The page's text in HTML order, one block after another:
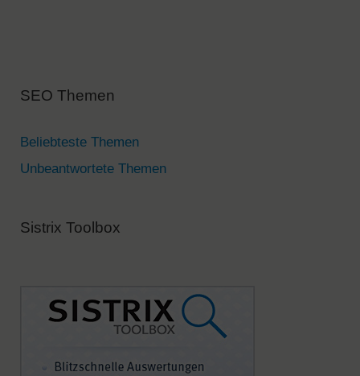
SEO Themen
Beliebteste Themen
Unbeantwortete Themen
Sistrix Toolbox